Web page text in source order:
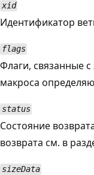
xid
Идентификатор
flags
Флаги, связанные
макроса
status
Состояние
возврата см. в
sizeData